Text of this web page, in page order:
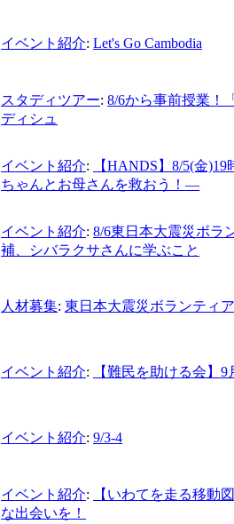
イベント紹介: Let's Go Cambodia
スタディツアー: 8/6から事前授業！
ディシュ
イベント紹介:
【HANDS】8/5(金
ちゃんとお母さんを救おう！―
イベント紹介: 8/6東日本大震災ボ
補、シバラクサさんに学ぶこと
人材募集: 東日本大震災ボランティ
イベント紹介: 【難民を助ける会】
イベント紹介: 9/3-4
イベント紹介:
【いわてを走る移動
な出会いを！